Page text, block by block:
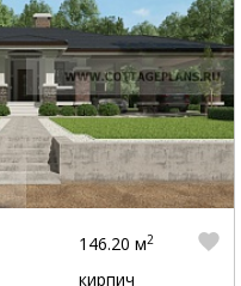
146.20 м2
кирпич